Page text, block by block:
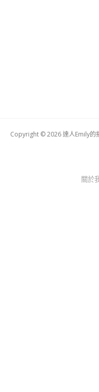
Copyright © 2026 達人Emily的
關於